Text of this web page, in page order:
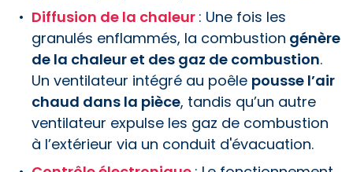
Diffusion de la chaleur : Une fois les
granulés enflammés, la combustion génère
de la chaleur et des gaz de combustion.
Un ventilateur intégré au poêle pousse l’air
chaud dans la pièce, tandis qu’un autre
ventilateur expulse les gaz de combustion
à l’extérieur via un conduit d'évacuation.